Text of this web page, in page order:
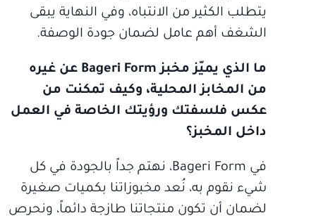
يتطلب الكثير من الانتباه، وفي النهاية يبقى
الشغف أهم عامل لضمان جودة الوصفة.
ما الذي يميّز مخبز Bageri Form عن غيره
من المخابز المحلية، وكيف تمكنت من
عكس فلسفتك ورؤيتك الخاصة في العمل
داخل المخبز؟
في Bageri Form، نهتم جداً بالجودة في كل
شيء نقوم به، نُعد مخبوزاتنا بكميات صغيرة
لضمان أن تكون منتجاتنا طازجة دائماً، ونحرص